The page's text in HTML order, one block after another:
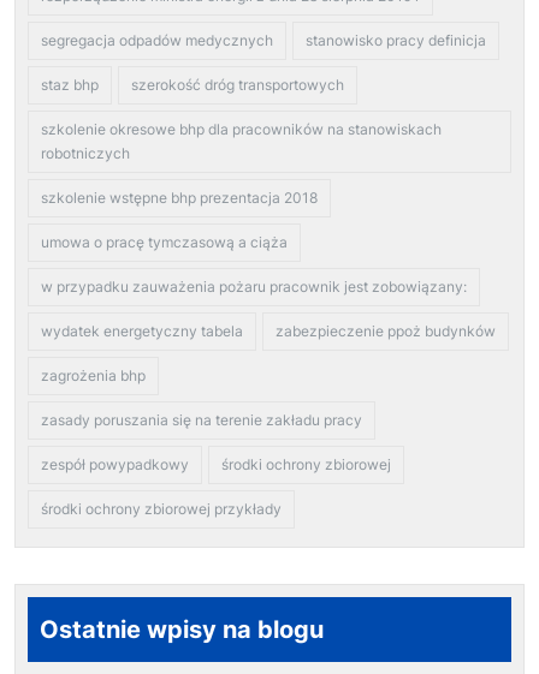
segregacja odpadów medycznych stanowisko pracy definicja
staz bhp szerokość dróg transportowych
szkolenie okresowe bhp dla pracowników na stanowiskach
robotniczych
szkolenie wstępne bhp prezentacja 2018
umowa o pracę tymczasową a ciąża
w przypadku zauważenia pożaru pracownik jest zobowiązany:
wydatek energetyczny tabela zabezpieczenie ppoż budynków
zagrożenia bhp
zasady poruszania się na terenie zakładu pracy
zespół powypadkowy środki ochrony zbiorowej
środki ochrony zbiorowej przykłady
Ostatnie wpisy na blogu